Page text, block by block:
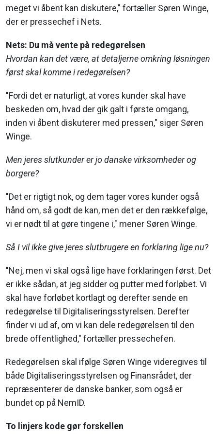
meget vi åbent kan diskutere," fortæller Søren Winge,
der er pressechef i Nets.
Nets: Du må vente på redegørelsen
Hvordan kan det være, at detaljerne omkring løsningen
først skal komme i redegørelsen?
"Fordi det er naturligt, at vores kunder skal have
beskeden om, hvad der gik galt i første omgang,
inden vi åbent diskuterer med pressen," siger Søren
Winge.
Men jeres slutkunder er jo danske virksomheder og
borgere?
"Det er rigtigt nok, og dem tager vores kunder også
hånd om, så godt de kan, men det er den rækkefølge,
vi er nødt til at gøre tingene i," mener Søren Winge.
Så I vil ikke give jeres slutbrugere en forklaring lige nu?
"Nej, men vi skal også lige have forklaringen først. Det
er ikke sådan, at jeg sidder og putter med forløbet. Vi
skal have forløbet kortlagt og derefter sende en
redegørelse til Digitaliseringsstyrelsen. Derefter
finder vi ud af, om vi kan dele redegørelsen til den
brede offentlighed," fortæller pressechefen.
Redegørelsen skal ifølge Søren Winge videregives til
både Digitaliseringsstyrelsen og Finansrådet, der
repræsenterer de danske banker, som også er
bundet op på NemID.
To linjers kode gør forskellen